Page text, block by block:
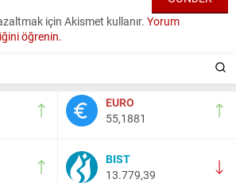
EURO
55,1881
BIST
13.779,39
için Akismet kullanır. Yorum
öğrenin.